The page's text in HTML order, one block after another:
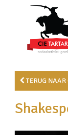
TERUG NAAR